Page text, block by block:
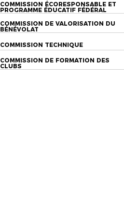
COMMISSION ÉCORESPONSABLE ET
PROGRAMME ÉDUCATIF FÉDÉRAL
COMMISSION DE VALORISATION DU
BÉNÉVOLAT
COMMISSION TECHNIQUE
COMMISSION DE FORMATION DES
CLUBS